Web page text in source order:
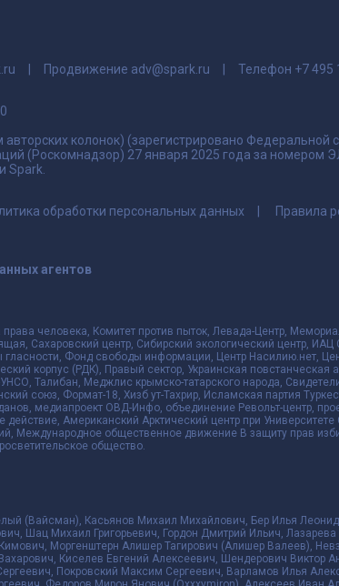
Продвижение adv@spark.ru Телефон +7 495
колонок) (зарегистрировано Федеральной
(Роскомнадзор) 27 января 2025 года за номером
Spark.
обработки персональных данных
Правила
агентов
человека, Комитет против пыток, Левада-Центр,
Сахаровский центр, Сибирский экологический центр, ИАЦ
Фонд свободы информации, Центр Насилию.нет,
корпус (РДК), Правый сектор, Украинская повстанческая
Талибан, Меджлис крымско-татарского народа,
союз, Формат-18, Хизб ут-Тахрир, Исламская партия
медиапроект ОВД-Инфо, объединение Револьт-центр,
Американский Арктический центр при Университете
Международное общественное движение В защиту прав
общество.
(Вайсман), Касьянов Михаил Михайлович, Бер Илья
Шац Михаил Григорьевич, Гордон Дмитрий Ильич, Лазарева
Моргенштерн Алишер Тагирович (Алишер Валеев),
Киселев Евгений Алексеевич, Шендерович Виктор
Покровский Максим Сергеевич, Варламов Илья